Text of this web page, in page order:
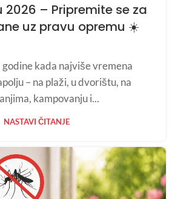
2026 – Pripremite se za
uz pravu opremu ☀️
kada najviše vremena
– na plaži, u dvorištu, na
kampovanju i...
NASTAVI ČITANJE